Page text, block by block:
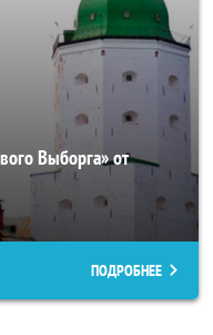
Выборга» от
ПОДРОБНЕЕ